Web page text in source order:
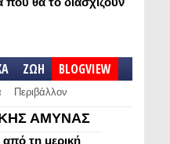
ΖΩΗ BLOGVIEW
Περιβάλλον
ΑΜΥΝΑΣ
από τη μερική